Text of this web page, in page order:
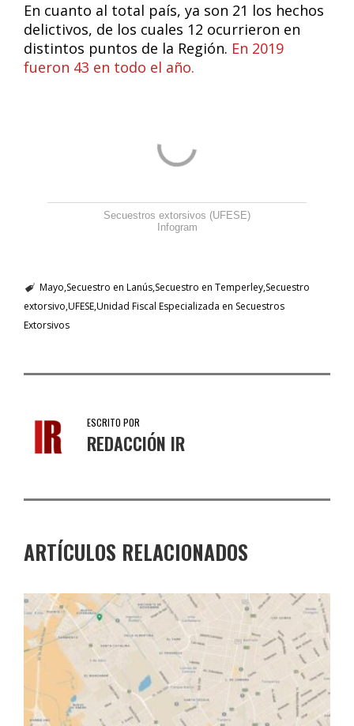
En cuanto al total país, ya son 21 los hechos
delictivos, de los cuales 12 ocurrieron en
distintos puntos de la Región. En 2019
fueron 43 en todo el año.
Secuestros extorsivos (UFESE)
Infogram
Mayo Secuestro en LanúsSecuestro en TemperleySecuestro
extorsivo UFESEUnidad Fiscal Especializada en Secuestros
Extorsivos
ESCRITO POR
REDACCIÓN IR
ARTÍCULOS RELACIONADOS